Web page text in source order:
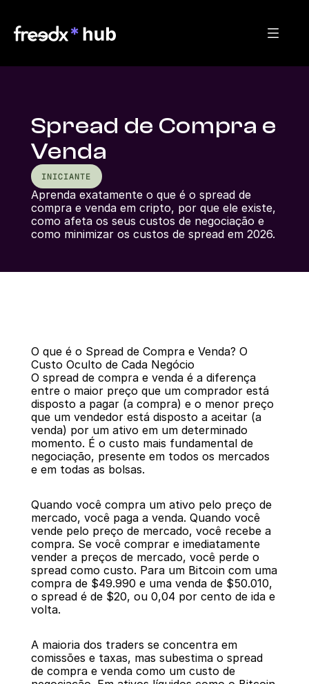
Spread de Compra e
Venda
INICIANTE
Aprenda exatamente o que é o spread de
compra e venda em cripto, por que ele existe,
como afeta os seus custos de negociação e
como minimizar os custos de spread em 2026.
Voltar
O que é o Spread de Compra e Venda? O
Custo Oculto de Cada Negócio
O spread de compra e venda é a diferença
entre o maior preço que um comprador está
disposto a pagar (a compra) e o menor preço
que um vendedor está disposto a aceitar (a
venda) por um ativo em um determinado
momento. É o custo mais fundamental de
negociação, presente em todos os mercados
e em todas as bolsas.
Quando você compra um ativo pelo preço de
mercado, você paga a venda. Quando você
vende pelo preço de mercado, você recebe a
compra. Se você comprar e imediatamente
vender a preços de mercado, você perde o
spread como custo. Para um Bitcoin com uma
compra de $49.990 e uma venda de $50.010,
o spread é de $20, ou 0,04 por cento de ida e
volta.
A maioria dos traders se concentra em
comissões e taxas, mas subestima o spread
de compra e venda como um custo de